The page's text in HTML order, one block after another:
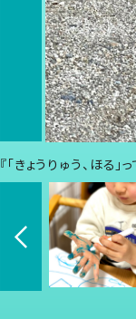
『「きょうりゅう、ほる